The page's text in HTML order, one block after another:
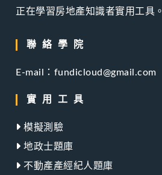
正在學習房地產知識者實用工具。
聯絡學院
E-mail：fundicloud@gmail.com
實用工具
模擬測驗
地政士題庫
不動產產經紀人題庫